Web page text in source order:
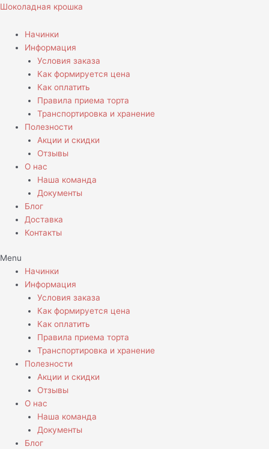
Перейти
содержимому
Шоколадная крошка
Начинки
Информация
Условия заказа
Как формируется цена
Как оплатить
Правила приема торта
Транспортировка и хранение
Полезности
Акции и скидки
Отзывы
О нас
Наша команда
Документы
Блог
Доставка
Контакты
Menu
Начинки
Информация
Условия заказа
Как формируется цена
Как оплатить
Правила приема торта
Транспортировка и хранение
Полезности
Акции и скидки
Отзывы
О нас
Наша команда
Документы
Блог
Количество
Торт
Свадебный
мастики